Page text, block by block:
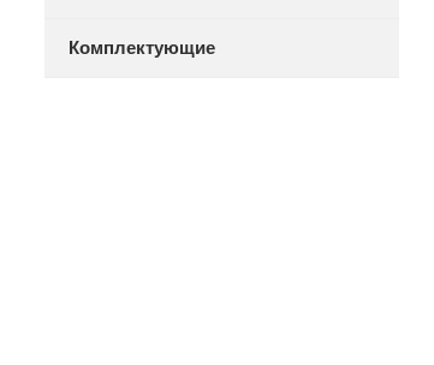
Комплектующие